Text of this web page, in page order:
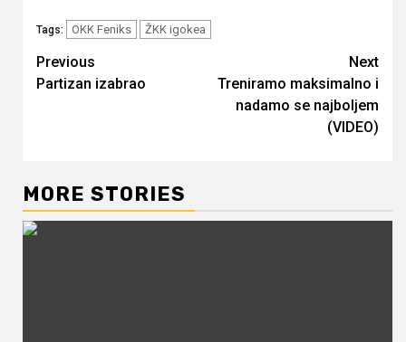
Tags: OKK Feniks ŽKK igokea
Continue
Reading
Previous
Partizan izabrao
Next
Treniramo maksimalno i
nadamo se najboljem
(VIDEO)
MORE STORIES